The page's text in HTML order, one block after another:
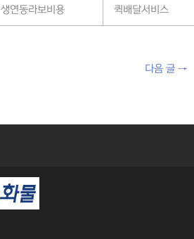
생연동라보비용 퀵배달서비스
다음 글→